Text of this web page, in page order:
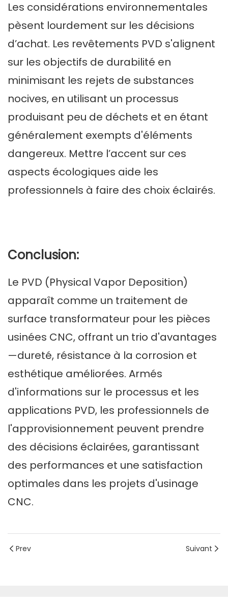
Les considérations environnementales
pèsent lourdement sur les décisions
d’achat. Les revêtements PVD s'alignent
sur les objectifs de durabilité en
minimisant les rejets de substances
nocives, en utilisant un processus
produisant peu de déchets et en étant
généralement exempts d'éléments
dangereux. Mettre l’accent sur ces
aspects écologiques aide les
professionnels à faire des choix éclairés.
Conclusion:
Le PVD (Physical Vapor Deposition)
apparaît comme un traitement de
surface transformateur pour les pièces
usinées CNC, offrant un trio d'avantages
—dureté, résistance à la corrosion et
esthétique améliorées. Armés
d'informations sur le processus et les
applications PVD, les professionnels de
l'approvisionnement peuvent prendre
des décisions éclairées, garantissant
des performances et une satisfaction
optimales dans les projets d'usinage
CNC.
Prev Suivant